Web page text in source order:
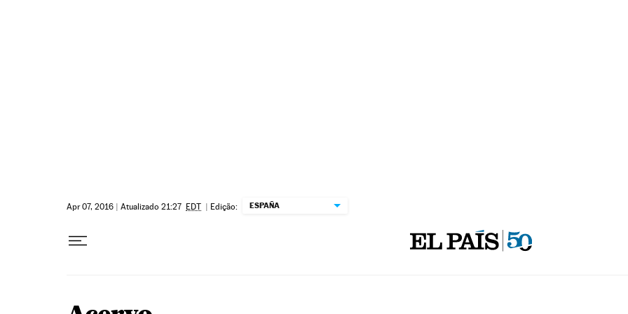
Apr 07, 2016 | Atualizado 21:27 EDT | Edição: ESPAÑA